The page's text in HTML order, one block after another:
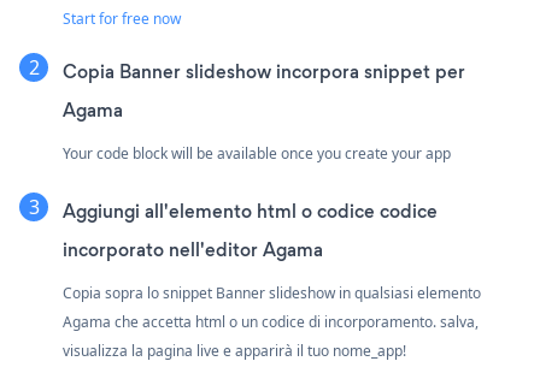
Start for free now
Copia Banner slideshow incorpora snippet per
Agama
Your code block will be available once you create your app
Aggiungi all'elemento html o codice codice
incorporato nell'editor Agama
Copia sopra lo snippet Banner slideshow in qualsiasi elemento
Agama che accetta html o un codice di incorporamento. salva,
visualizza la pagina live e apparirà il tuo nome_app!